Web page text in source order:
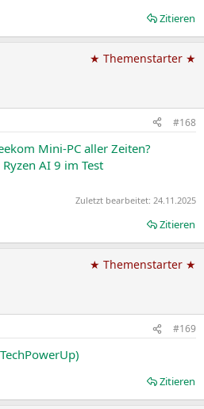
Zitieren
★ Themenstarter ★
#168
Mini-PC aller Zeiten?
AI 9 im Test
Zuletzt bearbeitet: 24.11.2025
Zitieren
★ Themenstarter ★
#169
Zitieren